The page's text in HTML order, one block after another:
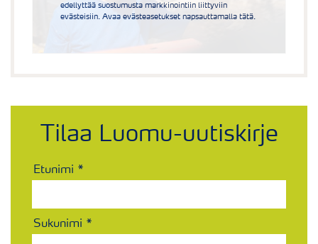
edellyttää suostumusta markkinointiin liittyviin
evästeisiin. Avaa evästeasetukset napsauttamalla tätä.
Tilaa Luomu-uutiskirje
Etunimi
Sukunimi